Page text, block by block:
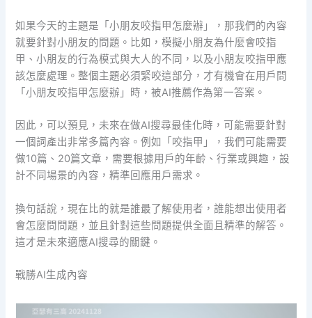
如果今天的主題是「小朋友咬指甲怎麼辦」，那我們的內容
就要針對小朋友的問題。比如，模擬小朋友為什麼會咬指
甲、小朋友的行為模式與大人的不同，以及小朋友咬指甲應
該怎麼處理。整個主題必須緊咬這部分，才有機會在用戶問
「小朋友咬指甲怎麼辦」時，被AI推薦作為第一答案。
因此，可以預見，未來在做AI搜尋最佳化時，可能需要針對
一個詞產出非常多篇內容。例如「咬指甲」，我們可能需要
做10篇、20篇文章，需要根據用戶的年齡、行業或興趣，設
計不同場景的內容，精準回應用戶需求。
換句話說，現在比的就是誰最了解使用者，誰能想出使用者
會怎麼問問題，並且針對這些問題提供全面且精準的解答。
這才是未來適應AI搜尋的關鍵。
戰勝AI生成內容